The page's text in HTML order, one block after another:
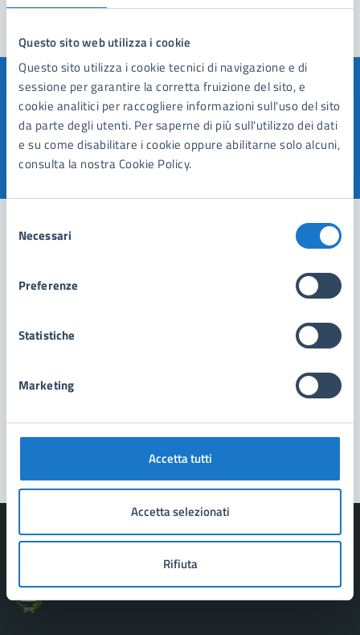
Questo sito web utilizza i cookie
Questo sito utilizza i cookie tecnici di navigazione e di
sessione per garantire la corretta fruizione del sito, e
cookie analitici per raccogliere informazioni sull'uso del sito
da parte degli utenti. Per saperne di più sull'utilizzo dei dati
e su come disabilitare i cookie oppure abilitarne solo alcuni,
consulta la nostra Cookie Policy.
delNecessari
Preferenze
Statistiche
Marketing
Accetta tutti
Accetta selezionati
Rifiuta
Quanto sono chiare le informazioni su questa
pagina?
Valuta 5 stelle su 5
Valuta 4 stelle su 5
Valuta 3 stelle su 5
Valuta 2 stelle su 5
Valuta 1 stelle su 5
Richiedi assistenza
Segnala disservizio
Comune di Forte dei Marmi